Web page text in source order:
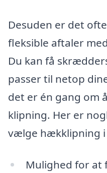
Desuden er det
fleksible aftaler
Du kan få
passer til netop
det er én gang om
klipning. Her er
vælge hækklipning
Mulighed for at